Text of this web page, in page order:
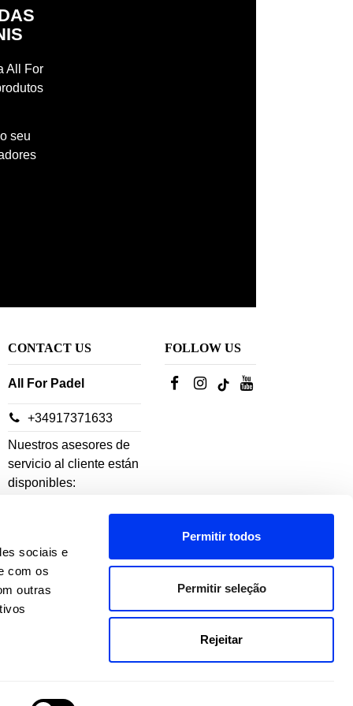
sociais e
com os
outras
Permitir todos
Permitir seleção
Rejeitar
All For
seu
CONTACT US
All For Padel
+34917371633
Nuestros asesores de
servicio al cliente están
disponibles:
18h
Viernes: 10h-14h
FOLLOW US